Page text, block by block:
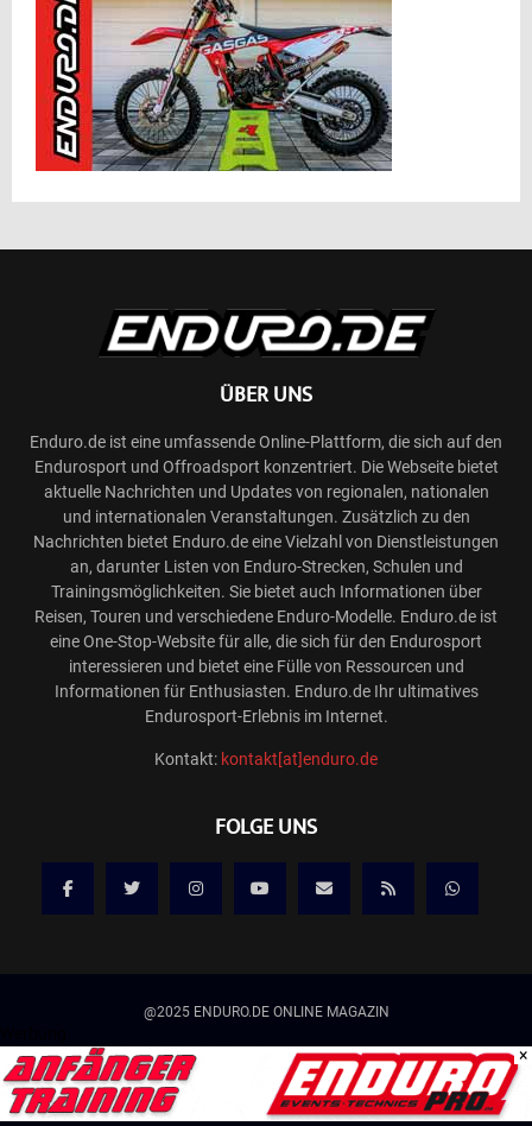
ÜBER UNS
Enduro.de ist eine umfassende Online-Plattform, die sich auf den
Endurosport und Offroadsport konzentriert. Die Webseite bietet
aktuelle Nachrichten und Updates von regionalen, nationalen
und internationalen Veranstaltungen. Zusätzlich zu den
Nachrichten bietet Enduro.de eine Vielzahl von Dienstleistungen
an, darunter Listen von Enduro-Strecken, Schulen und
Trainingsmöglichkeiten. Sie bietet auch Informationen über
Reisen, Touren und verschiedene Enduro-Modelle. Enduro.de ist
eine One-Stop-Website für alle, die sich für den Endurosport
interessieren und bietet eine Fülle von Ressourcen und
Informationen für Enthusiasten. Enduro.de Ihr ultimatives
Endurosport-Erlebnis im Internet.
Kontakt: kontakt[at]enduro.de
FOLGE UNS
@2025 ENDURO.DE ONLINE MAGAZIN
Kontakt
Mediadaten/Werbung
Allgemeine Geschäftsbedingungen
Impressum
×